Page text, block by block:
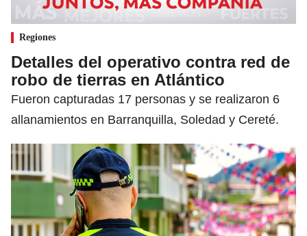
Regiones
Detalles del operativo contra red de
robo de tierras en Atlántico
Fueron capturadas 17 personas y se realizaron 6
allanamientos en Barranquilla, Soledad y Cereté.